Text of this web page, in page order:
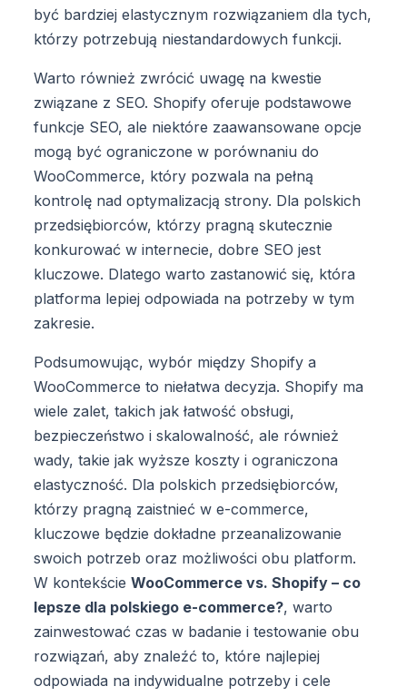
być bardziej elastycznym rozwiązaniem dla tych,
którzy potrzebują niestandardowych funkcji.
Warto również zwrócić uwagę na kwestie
związane z SEO. Shopify oferuje podstawowe
funkcje SEO, ale niektóre zaawansowane opcje
mogą być ograniczone w porównaniu do
WooCommerce, który pozwala na pełną
kontrolę nad optymalizacją strony. Dla polskich
przedsiębiorców, którzy pragną skutecznie
konkurować w internecie, dobre SEO jest
kluczowe. Dlatego warto zastanowić się, która
platforma lepiej odpowiada na potrzeby w tym
zakresie.
Podsumowując, wybór między Shopify a
WooCommerce to niełatwa decyzja. Shopify ma
wiele zalet, takich jak łatwość obsługi,
bezpieczeństwo i skalowalność, ale również
wady, takie jak wyższe koszty i ograniczona
elastyczność. Dla polskich przedsiębiorców,
którzy pragną zaistnieć w e-commerce,
kluczowe będzie dokładne przeanalizowanie
swoich potrzeb oraz możliwości obu platform.
W kontekścieWooCommerce vs. Shopify – co
lepsze dla polskiego e-commerce?, warto
zainwestować czas w badanie i testowanie obu
rozwiązań, aby znaleźć to, które najlepiej
odpowiada na indywidualne potrzeby i cele